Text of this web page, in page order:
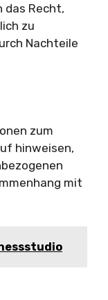
das Recht,
zu
Nachteile
zum
hinweisen,
mit